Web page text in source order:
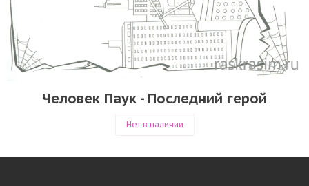
Человек Паук - Последний герой
Нет в наличии